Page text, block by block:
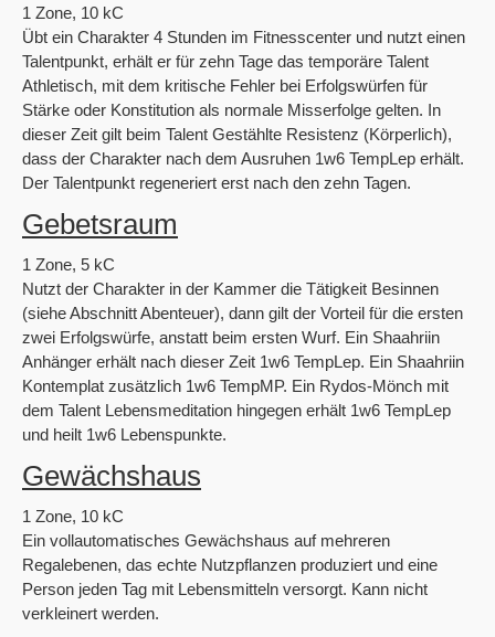
1 Zone, 10 kC
Übt ein Charakter 4 Stunden im Fitnesscenter und nutzt einen
Talentpunkt, erhält er für zehn Tage das temporäre Talent
Athletisch, mit dem kritische Fehler bei Erfolgswürfen für
Stärke oder Konstitution als normale Misserfolge gelten. In
dieser Zeit gilt beim Talent Gestählte Resistenz (Körperlich),
dass der Charakter nach dem Ausruhen 1w6 TempLep erhält.
Der Talentpunkt regeneriert erst nach den zehn Tagen.
Gebetsraum
1 Zone, 5 kC
Nutzt der Charakter in der Kammer die Tätigkeit Besinnen
(siehe Abschnitt Abenteuer), dann gilt der Vorteil für die ersten
zwei Erfolgswürfe, anstatt beim ersten Wurf. Ein Shaahriin
Anhänger erhält nach dieser Zeit 1w6 TempLep. Ein Shaahriin
Kontemplat zusätzlich 1w6 TempMP. Ein Rydos-Mönch mit
dem Talent Lebensmeditation hingegen erhält 1w6 TempLep
und heilt 1w6 Lebenspunkte.
Gewächshaus
1 Zone, 10 kC
Ein vollautomatisches Gewächshaus auf mehreren
Regalebenen, das echte Nutzpflanzen produziert und eine
Person jeden Tag mit Lebensmitteln versorgt. Kann nicht
verkleinert werden.